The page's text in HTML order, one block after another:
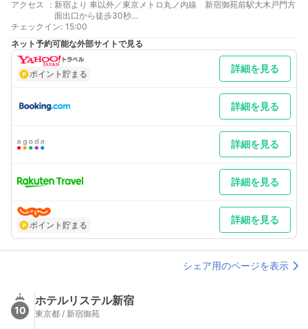
アクセス : 新宿より 車以外／東京メトロ丸ノ内線 新宿御苑前駅大木戸門方
面出口から徒歩30秒
最寄り駅１ 新宿御苑前
最寄り駅２ 新宿三丁目
補足 車／当施設は駐車場のご用意がございません。付近のパーキ
ングエリアをご利用下さいませ。
チェックイン: 15:00
ネット予約可能な外部サイトで見る
ポイント貯まる 詳細を見る
詳細を見る
詳細を見る
詳細を見る
ポイント貯まる 詳細を見る
シェア用のページを表示
10
ホテルリステル新宿
東京都 / 新宿御苑